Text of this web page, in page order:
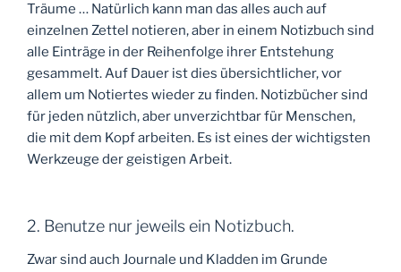
Träume … Natürlich kann man das alles auch auf
einzelnen Zettel notieren, aber in einem Notizbuch sind
alle Einträge in der Reihenfolge ihrer Entstehung
gesammelt. Auf Dauer ist dies übersichtlicher, vor
allem um Notiertes wieder zu finden. Notizbücher sind
für jeden nützlich, aber unverzichtbar für Menschen,
die mit dem Kopf arbeiten. Es ist eines der wichtigsten
Werkzeuge der geistigen Arbeit.
2. Benutze nur jeweils ein Notizbuch.
Zwar sind auch Journale und Kladden im Grunde